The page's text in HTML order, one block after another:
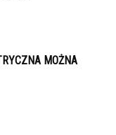
MOŻNA